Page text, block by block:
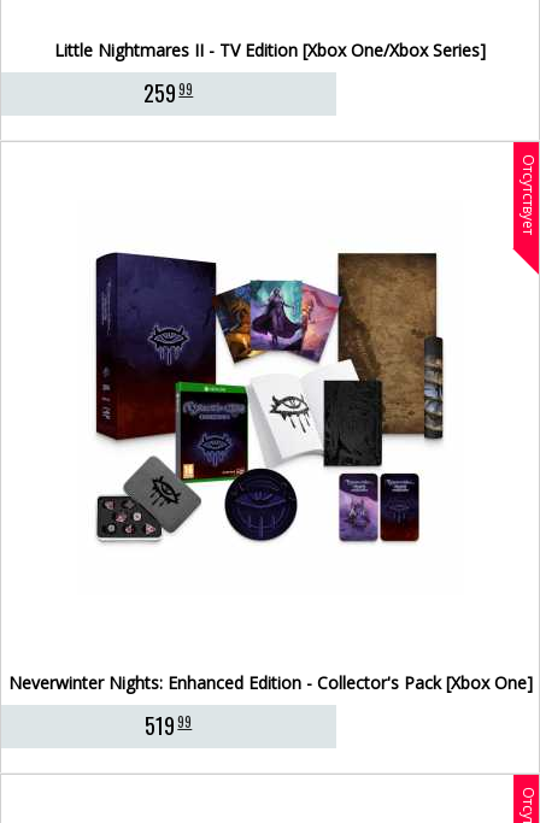
Little Nightmares II - TV Edition [Xbox One/Xbox Series]
25999
Отсутствует
Neverwinter Nights: Enhanced Edition - Collector's Pack [Xbox One]
51999